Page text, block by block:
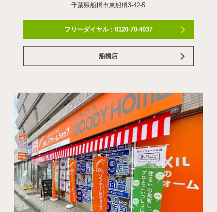
千葉県船橋市東船橋3-42-5
フリーダイヤル：0120-70-4037
船橋店